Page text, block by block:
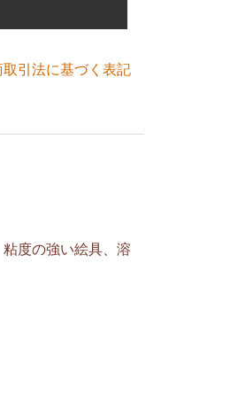
取引法に基づく表記
度の強い絵具、溶